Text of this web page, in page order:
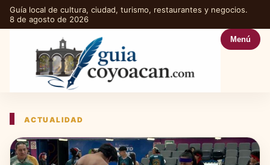
Guía local de cultura, ciudad, turismo, restaurantes y negocios.
8 de agosto de 2026
Menú
ACTUALIDAD